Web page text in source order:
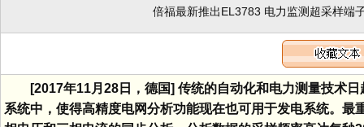
倍福最新推出EL3783 电力监测超采样端
[2017年11月28日，德国] 传统的自动化和电力测量技术
系统中，使得高精度电网分析功能现在也可用于发电系统。